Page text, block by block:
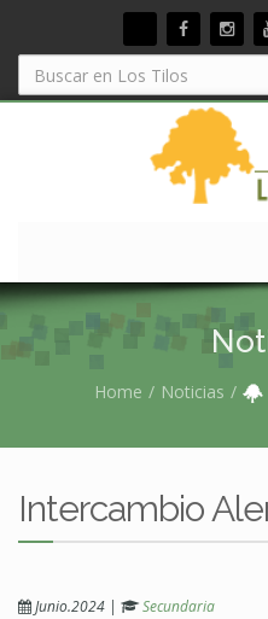
Home Noticias
Intercambio
Junio.2024 | Secundaria